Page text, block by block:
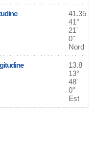
41.35
41°
21'
0''
Nord
13.8
13°
48'
0''
Est